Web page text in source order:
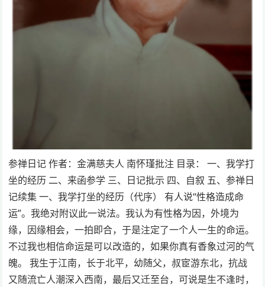
参禅日记 作者：金满慈夫人 南怀瑾批注 目录： 一、我学打
坐的经历 二、来函参学 三、日记批示 四、自叙 五、参禅日
记续集 一、我学打坐的经历（代序） 有人说“性格造成命
运”。我绝对附议此一说法。我认为有性格为因，外境为
缘，因缘相会，一拍即合，于是注定了一个人一生的命运。
不过我也相信命运是可以改造的，如果你真有香象过河的气
魄。 我生于江南，长于北平，幼随父，叔宦游东北，抗战
又随流亡人潮深入西南，最后又迁至台，可说是生不逢时，